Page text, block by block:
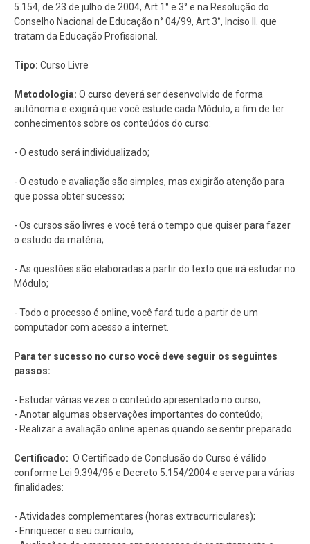
5.154, de 23 de julho de 2004, Art 1° e 3° e na Resolução do
Conselho Nacional de Educação n° 04/99, Art 3°, Inciso II. que
tratam da Educação Profissional.
Tipo: Curso Livre
Metodologia: O curso deverá ser desenvolvido de forma
autônoma e exigirá que você estude cada Módulo, a fim de ter
conhecimentos sobre os conteúdos do curso:
- O estudo será individualizado;
- O estudo e avaliação são simples, mas exigirão atenção para
que possa obter sucesso;
- Os cursos são livres e você terá o tempo que quiser para fazer
o estudo da matéria;
- As questões são elaboradas a partir do texto que irá estudar no
Módulo;
- Todo o processo é online, você fará tudo a partir de um
computador com acesso a internet.
Para ter sucesso no curso você deve seguir os seguintes
passos:
- Estudar várias vezes o conteúdo apresentado no curso;
- Anotar algumas observações importantes do conteúdo;
- Realizar a avaliação online apenas quando se sentir preparado.
Certificado: O Certificado de Conclusão do Curso é válido
conforme Lei 9.394/96 e Decreto 5.154/2004 e serve para várias
finalidades:
- Atividades complementares (horas extracurriculares);
- Enriquecer o seu currículo;